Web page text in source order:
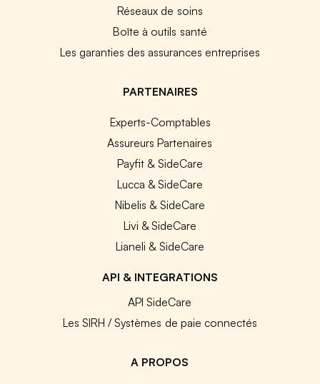
Réseaux de soins
Boîte à outils santé
Les garanties des assurances entreprises
PARTENAIRES
Experts-Comptables
Assureurs Partenaires
Payfit & SideCare
Lucca & SideCare
Nibelis & SideCare
Livi & SideCare
Lianeli & SideCare
API & INTEGRATIONS
API SideCare
Les SIRH / Systèmes de paie connectés
A PROPOS